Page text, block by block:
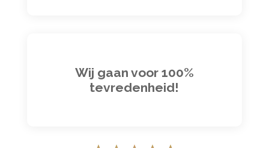
Wij gaan voor 100%
tevredenheid!